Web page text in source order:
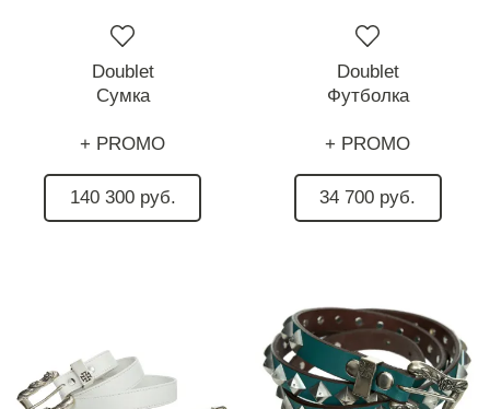
Doublet
Сумка
+ PROMO
140 300 руб.
Doublet
Футболка
+ PROMO
34 700 руб.